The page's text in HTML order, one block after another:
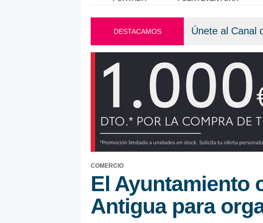
DESTACAMOS Únete al Canal
COMERCIO
El Ayuntamiento
Antigua para